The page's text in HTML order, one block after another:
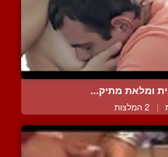
ומלאת מתיק...
| 2 המלצות